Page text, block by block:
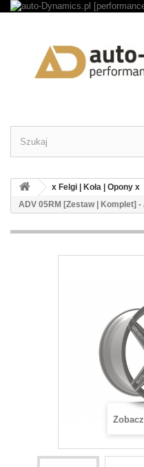
x Felgi | Koła | Opony x
ADV 05RM [Zestaw | Komplet] -